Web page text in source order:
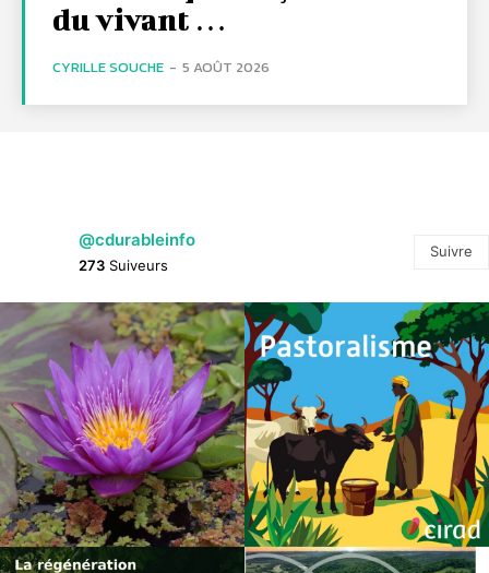
du vivant …
CYRILLE SOUCHE - 5 AOÛT 2026
@cdurableinfo
273 Suiveurs
Suivre